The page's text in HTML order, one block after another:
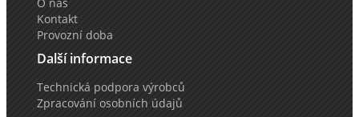
O nás
Kontakt
Provozní doba
Další informace
Technická podpora výrobců
Zpracování osobních údajů